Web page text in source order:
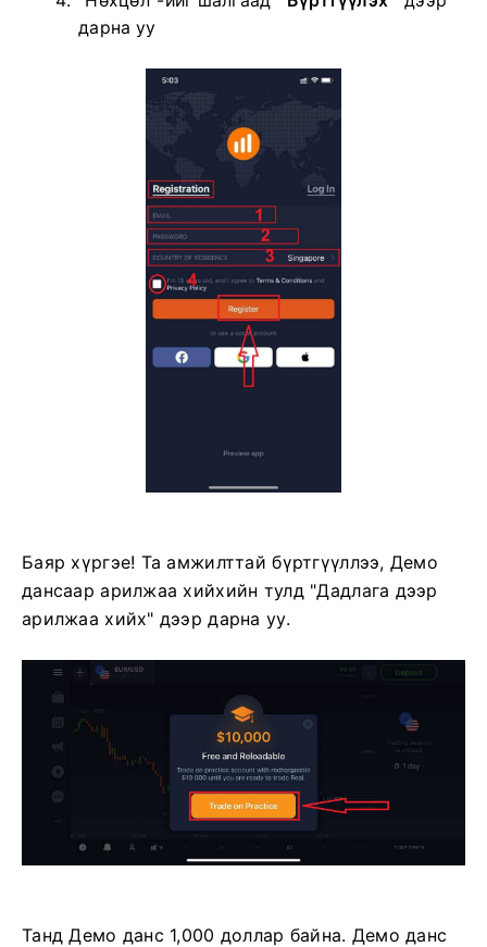
дарна уу
Баяр хүргэе! Та амжилттай бүртгүүллээ, Демо
дансаар арилжаа хийхийн тулд "Дадлага дээр
арилжаа хийх" дээр дарна уу.
Танд Демо данс 1,000 доллар байна. Демо данс